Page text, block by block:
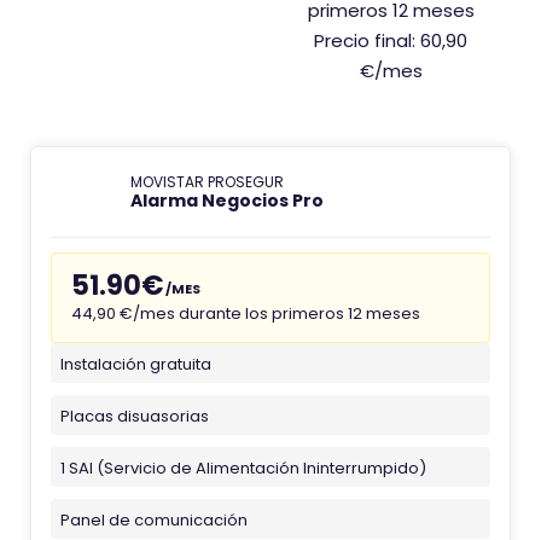
primeros 12 meses
Precio final: 60,90
€/mes
MOVISTAR PROSEGUR
Alarma Negocios Pro
51.90€/MES
44,90 €/mes durante los primeros 12 meses
Instalación gratuita
Placas disuasorias
1 SAI (Servicio de Alimentación Ininterrumpido)
Panel de comunicación